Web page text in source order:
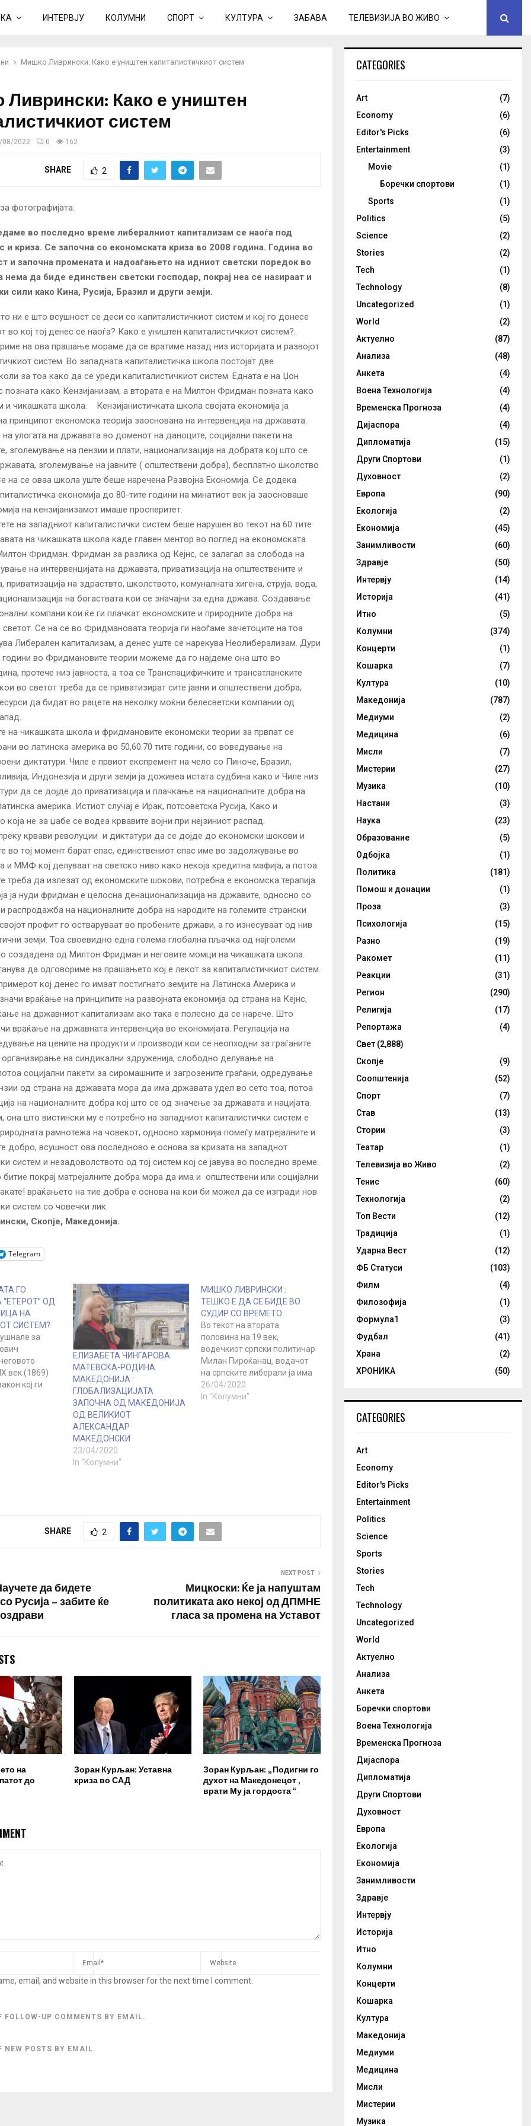
ИНТЕРВЈУ КОЛУМНИ СПОРТ КУЛТУРА ЗАБАВА ТЕЛЕВИЗИЈА ВО ЖИВО
Мишко Ливрински: Како е уништен капиталистичкиот систем
Како е уништен
систем
08/2022 0 162
SHARE 2
во последно време либералниот капитализам се наоѓа под
и криза. Се започна со економската криза во 2008 година. Година во
и започна промената и надоаѓањето на идниот светски поредок во
нема да биде единствен светски господар, покрај неа се наѕираат и
сили како Кина, Русија, Бразил и други земји.
ни е што всушност се деси со капиталистичкиот систем и кој го донесе
во кој тој денес се наоѓа? Како е уништен капиталистичкиот систем?.
на ова прашање мораме да се вратиме назад низ историјата и развојот
систем. Во западната капиталистичка школа постојат две
за тоа како да се уреди капиталистичкиот систем. Едната е на Џон
позната како Кензијанизам, а втората е на Милтон Фридман позната како
чикашката школа. Кензијанистичката школа својата економија ја
принципот економска теорија заоснована на интервенција на државата.
улогата на државата во доменот на даноците, социјални пакети на
зголемување на пензии и плати, национализација на добрата кој што се
зголемување на јавните ( општествени добра), бесплатно школство
на се оваа школа уште беше наречена Развојна Економија. Се додека
економија до 80-тите години на минатиот век ја заосноваше
на кензијанизамот имаше просперитет.
на западниот капиталистички систем беше нарушен во текот на 60 тите
на чикашката школа каде главен ментор во поглед на економската
Фридман. Фридман за разлика од Кејнс, се залагал за слобода на
на интервенцијата на државата, приватизација на општествените и
приватизација на здраствто, школството, комуналната хигена, струја, вода,
на богаствата кои се значајни за една држава. Создавање
компани кои ќе ги плачкат економските и природните добра на
Се на се во Фридмановата теорија ги наоѓаме зачетоците на тоа
Либерален капитализам, а денес уште се нарекува Неолиберализам. Дури
години во Фридмановите теории можеме да го најдеме она што во
протече низ јавноста, а тоа се Транспацифичките и трансатланските
во светот треба да се приватизират сите јавни и општествени добра,
да бидат во рацете на неколку моќни белесветски компании од
на чикашката школа и фридмановите економски теории за првпат се
во латинска америка во 50,60.70 тите години, со воведување на
диктатури. Чиле е првиот експремент на чело со Пиноче, Бразил,
Индонезија и други земји ја доживеа истата судбина како и Чиле низ
да се дојде до приватизација и плачкање на националните добра на
америка. Истиот случај е Ирак, потсоветска Русија, Како и
која не за џабе се водеа крвавите војни при нејзиниот распад.
крвави револуции и диктатури да се дојде до економски шокови и
во тој момент барат спас, единствениот спас име во задолжување во
и ММФ кој делуваат на светско ниво како некоја кредитна мафија, а потоа
треба да излезат од економските шокови, потребна е економска терапија.
ја нуди фридман е целосна денационализација на државите, односно со
распродажба на националните добра на народите на големите странски
профит го остваруваат во пробените држави, а го изнесуваат од нив
земји. Тоа своевидно една голема глобална пљачка од најголеми
создадена од Милтон Фридман и неговите момци на чикашката школа.
да одговориме на прашањето кој е лекот за капиталистичкиот систем.
кој денес го имаат постигнато земјите на Латинска Америка и
враќање на принципите на развојната економија од страна на Кејнс,
на државниот капитализам ако така е полесно да се нарече. Што
враќање на државната интервенција во економијата. Регулација на
на цените на продукти и производи кои се неопходни за граѓаните
на синдикални здруженија, слободно делување на
социјални пакети за сиромашните и загрозените граѓани, одредување
од страна на државата мора да има државата удел во сето тоа, потоа
на националните добра кој што се од значење за државата и нацијата.
она што вистински му е потребно на западниот капиталистички систем е
рамнотежа на човекот, односно хармонија помеѓу матрејалните и
добро, всушност ова последново е основа за кризата на западнот
систем и незадоволството од тој систем кој се јавува во последно време.
покрај матрејалните добра мора да има и општествени или социјални
враќањето на тие добра е основа на кои би можел да се изгради нов
систем со човечки лик.
Скопје, Македонија.
Telegram
ГО
ОД
НА
СИСТЕМ?
за
век (1869)
кој ги
на
по
ЕЛИЗАБЕТА ЧИНГАРОВА
МАТЕВСКА-РОДИНА
МАКЕДОНИЈА :
ГЛОБАЛИЗАЦИЈАТА
ЗАПОЧНА ОД МАКЕДОНИЈА
ОД ВЕЛИКИОТ
АЛЕКСАНДАР
МАКЕДОНСКИ
23/04/2020
In "Колумни"
МИШКО ЛИВРИНСКИ :
ТЕШКО Е ДА СЕ БИДЕ ВО
СУДИР СО ВРЕМЕТО
Во текот на втората
половина на 19 век,
водечкиот српски политичар
Милан Пироќанац, водачот
на српските либерали ја има
кажано следнава реченица „
Тешко је бити у сукоб са
26/04/2020
In "Колумни"
SHARE 2
да бидете
Русија – забите ќе
NEXT POST
Мицкоски: Ќе ја напуштам
политиката ако некој од ДПМНЕ
гласа за промена на Уставот
на
до
Зоран Курљан: Уставна
криза во САД
Зоран Курљан: ,, Подигни го
духот на Македонецот ,
врати Му jа гордоста “
email, and website in this browser for the next time I comment.
FOLLOW-UP COMMENTS BY EMAIL.
NEW POSTS BY EMAIL.
CATEGORIES
Art
(7)
Economy
(6)
Editor's Picks
(6)
Entertainment
(3)
Movie
(1)
Боречки спортови
(1)
Sports
(1)
Politics
(5)
Science
(2)
Stories
(2)
Tech
(1)
Technology
(8)
Uncategorized
(1)
World
(2)
Актуелно
(87)
Анализа
(48)
Анкета
(4)
Воена Технологија
(4)
Временска Прогноза
(4)
Дијаспора
(4)
Дипломатија
(15)
Други Спортови
(1)
Духовност
(2)
Европа
(90)
Екологија
(2)
Економија
(45)
Занимливости
(60)
Здравје
(50)
Интервју
(14)
Историја
(41)
Итно
(5)
Колумни
(374)
Концерти
(1)
Кошарка
(7)
Култура
(10)
Македонија
(787)
Медиуми
(2)
Медицина
(6)
Мисли
(7)
Мистерии
(27)
Музика
(10)
Настани
(3)
Наука
(23)
Образование
(5)
Одбојка
(1)
Политика
(181)
Помош и донации
(1)
Проза
(3)
Психологија
(15)
Разно
(19)
Ракомет
(11)
Реакции
(31)
Регион
(290)
Религија
(17)
Репортажа
(4)
Свет (2,888)
Скопје
(9)
Соопштенија
(52)
Спорт
(7)
Став
(13)
Стории
(3)
Театар
(1)
Телевизија во Живо
(2)
Тенис
(60)
Технологија
(2)
Топ Вести
(12)
Традиција
(1)
Ударна Вест
(12)
ФБ Статуси
(103)
Филм
(4)
Филозофија
(1)
Формула1
(3)
Фудбал
(41)
Храна
(2)
ХРОНИКА
(50)
CATEGORIES
Art
Economy
Editor's Picks
Entertainment
Politics
Science
Sports
Stories
Tech
Technology
Uncategorized
World
Актуелно
Анализа
Анкета
Боречки спортови
Воена Технологија
Временска Прогноза
Дијаспора
Дипломатија
Други Спортови
Духовност
Европа
Екологија
Економија
Занимливости
Здравје
Интервју
Историја
Итно
Колумни
Концерти
Кошарка
Култура
Македонија
Медиуми
Медицина
Мисли
Мистерии
Музика